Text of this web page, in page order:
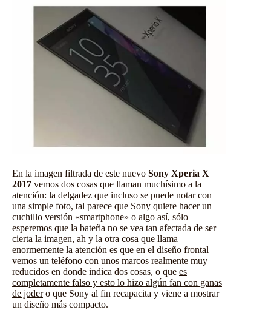
En la imagen filtrada de este nuevo Sony Xperia X
2017 vemos dos cosas que llaman muchísimo a la
atención: la delgadez que incluso se puede notar con
una simple foto, tal parece que Sony quiere hacer un
cuchillo versión «smartphone» o algo así, sólo
esperemos que la bateŕia no se vea tan afectada de ser
cierta la imagen, ah y la otra cosa que llama
enormemente la atención es que en el diseño frontal
vemos un teléfono con unos marcos realmente muy
reducidos en donde indica dos cosas, o que es
completamente falso y esto lo hizo algún fan con ganas
de jodero que Sony al fin recapacita y viene a mostrar
un diseño más compacto.